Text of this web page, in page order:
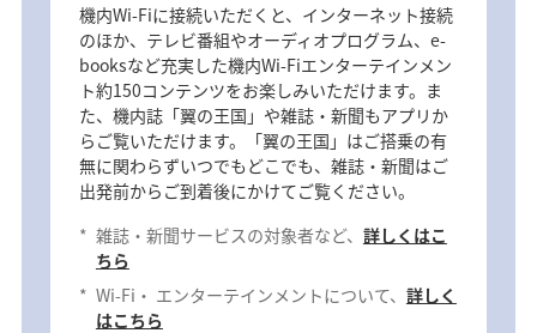
機内Wi-Fiに接続いただくと、インターネット接続
のほか、テレビ番組やオーディオプログラム、e-
booksなど充実した機内Wi-Fiエンターテインメン
ト約150コンテンツをお楽しみいただけます。ま
た、機内誌「翼の王国」や雑誌・新聞もアプリか
らご覧いただけます。「翼の王国」はご搭乗の有
無に関わらずいつでもどこでも、雑誌・新聞はご
出発前からご到着後にかけてご覧ください。
* 雑誌・新聞サービスの対象者など、 詳しくはこ
ちら
* Wi-Fi・ エンターテインメントについて、 詳しく
はこちら